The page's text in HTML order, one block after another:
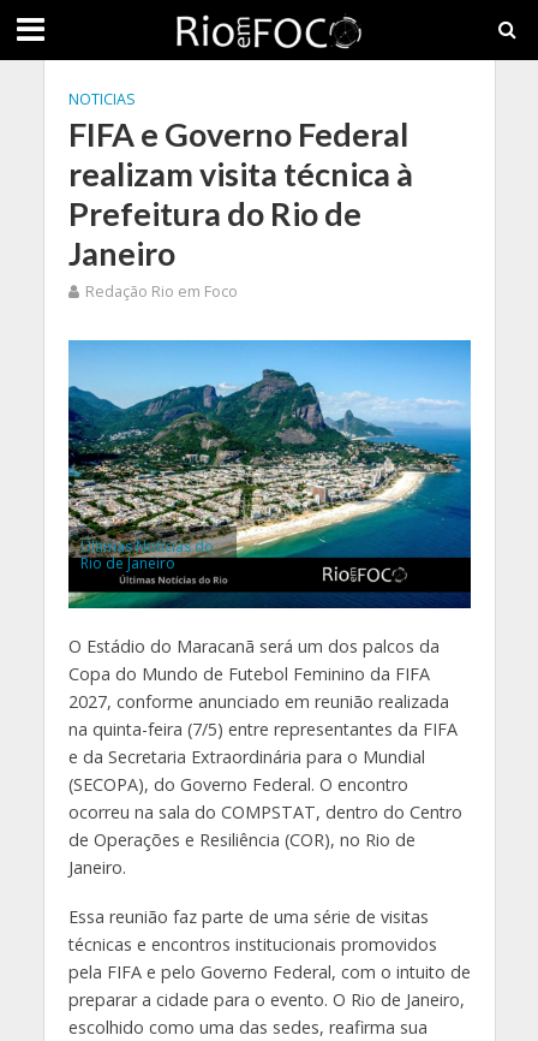
NOTICIAS
FIFA e Governo Federal
realizam visita técnica à
Prefeitura do Rio de
Janeiro
Redação Rio em Foco
Últimas Notícias do
Rio de Janeiro
O Estádio do Maracanã será um dos palcos da
Copa do Mundo de Futebol Feminino da FIFA
2027, conforme anunciado em reunião realizada
na quinta-feira (7/5) entre representantes da FIFA
e da Secretaria Extraordinária para o Mundial
(SECOPA), do Governo Federal. O encontro
ocorreu na sala do COMPSTAT, dentro do Centro
de Operações e Resiliência (COR), no Rio de
Janeiro.
Essa reunião faz parte de uma série de visitas
técnicas e encontros institucionais promovidos
pela FIFA e pelo Governo Federal, com o intuito de
preparar a cidade para o evento. O Rio de Janeiro,
escolhido como uma das sedes, reafirma sua